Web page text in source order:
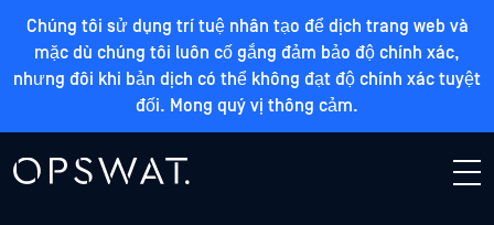
Chúng tôi sử dụng trí tuệ nhân tạo để dịch trang web và
mặc dù chúng tôi luôn cố gắng đảm bảo độ chính xác,
nhưng đôi khi bản dịch có thể không đạt độ chính xác tuyệt
đối. Mong quý vị thông cảm.